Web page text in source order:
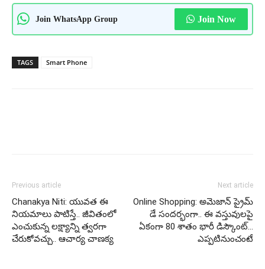
Join WhatsApp Group Join Now
TAGS Smart Phone
Previous article
Chanakya Niti: యువత ఈ
నియమాలు పాటిస్తే.. జీవితంలో
ఎంచుకున్న లక్ష్యాన్ని త్వరగా
చేరుకోవచ్చు.. ఆచార్య చాణక్య
Next article
Online Shopping: అమెజాన్ ప్రైమ్
డే సందర్భంగా.. ఈ వస్తువులపై
ఏకంగా 80 శాతం భారీ డిస్కౌంట్…
ఎప్పటినుంచంటే